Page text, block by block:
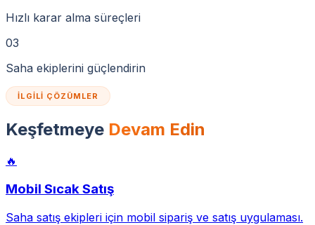
Hızlı karar alma süreçleri
03
Saha ekiplerini güçlendirin
İLGILI ÇÖZÜMLER
Keşfetmeye Devam Edin
🔥
Mobil Sıcak Satış
Saha satış ekipleri için mobil sipariş ve satış uygulaması.